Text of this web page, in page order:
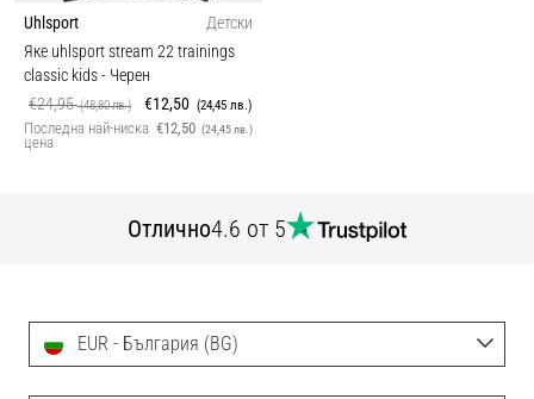
Uhlsport
Детски
Яке uhlsport stream 22 trainings
classic kids- Черен
€24,95(48,80 лв.) €12,50 (24,45 лв.)
Последна най-ниска
цена
€12,50 (24,45 лв.)
Отлично4.6 от 5
EUR - България (BG)